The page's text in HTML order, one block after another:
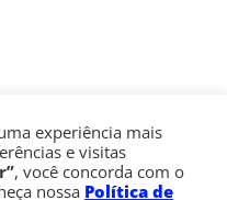
experiência mais
e visitas
, você concorda com o
nossa Política de